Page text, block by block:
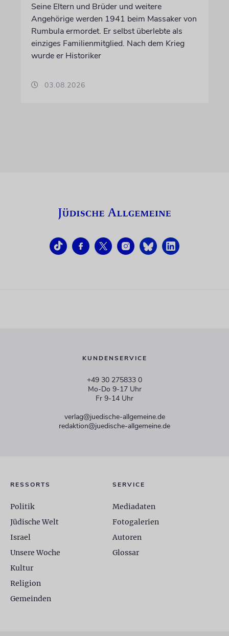
Seine Eltern und Brüder und weitere
Angehörige werden 1941 beim Massaker von
Rumbula ermordet. Er selbst überlebte als
einziges Familienmitglied. Nach dem Krieg
wurde er Historiker
03.08.2026
KUNDENSERVICE
+49 30 275833 0
Mo-Do 9-17 Uhr
Fr 9-14 Uhr
verlag@juedische-allgemeine.de
redaktion@juedische-allgemeine.de
RESSORTS
Politik
Jüdische Welt
Israel
Unsere Woche
Kultur
Religion
Gemeinden
SERVICE
Mediadaten
Fotogalerien
Autoren
Glossar